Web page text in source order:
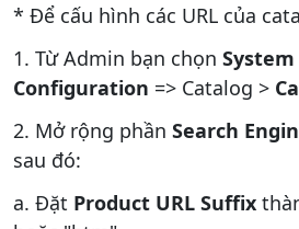
* Để cấu hình các URL của
1. Từ Admin bạn chọn System
Configuration => Catalog >
2. Mở rộng phần Search
sau đó:
a. Đặt Product URL Suffix